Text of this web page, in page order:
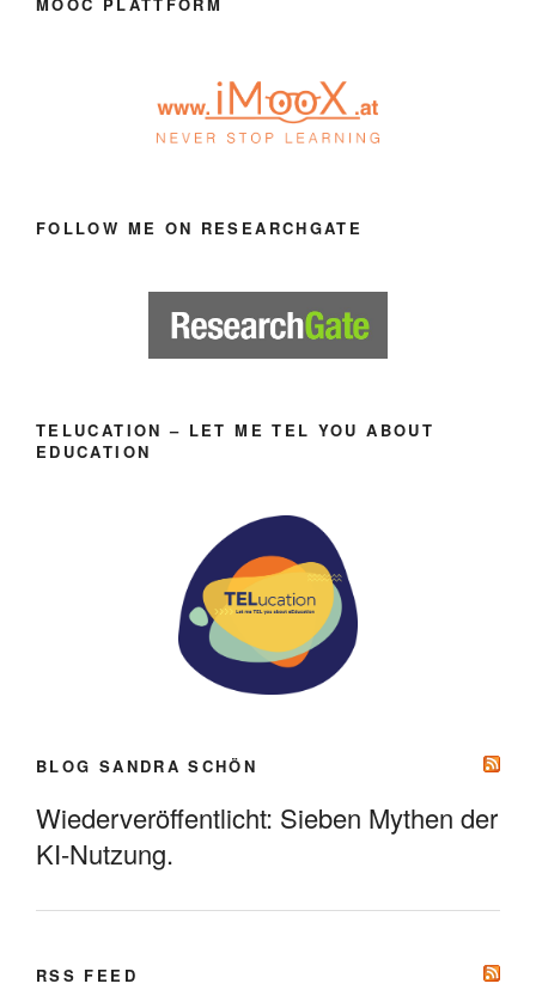
FOLLOW ME ON RESEARCHGATE
TELUCATION – LET ME TEL YOU ABOUT
EDUCATION
BLOG SANDRA SCHÖN
Wiederveröffentlicht: Sieben Mythen der
KI-Nutzung.
RSS FEED